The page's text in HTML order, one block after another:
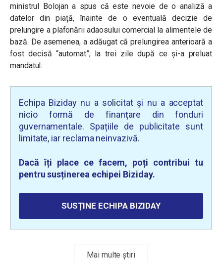
ministrul Bolojan a spus că este nevoie de o analiză a
datelor din piață, înainte de o eventuală decizie de
prelungire a plafonării adaosului comercial la alimentele de
bază. De asemenea, a adăugat că prelungirea anterioară a
fost decisă “automat”, la trei zile după ce și-a preluat
mandatul.
Echipa Biziday nu a solicitat și nu a acceptat
nicio formă de finanțare din fonduri
guvernamentale. Spațiile de publicitate sunt
limitate, iar reclama neinvazivă.
Dacă îți place ce facem, poți contribui tu
pentru susținerea echipei Biziday.
SUSȚINE ECHIPA BIZIDAY
Mai multe știri